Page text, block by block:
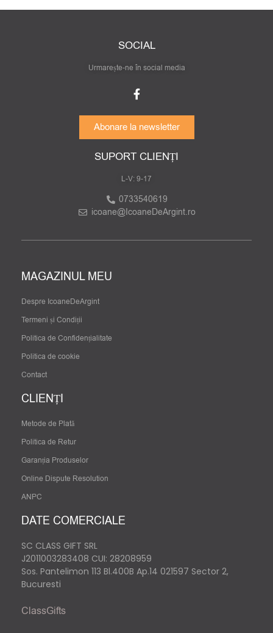
SOCIAL
Urmarește-ne în social media
Abonare la newsletter
SUPORT CLIENȚI
L-V: 9-17
0733540619
icoane@IcoaneDeArgint.ro
MAGAZINUL MEU
Despre IcoaneDeArgint
Termeni și Condiții
Politica de Confidențialitate
Politica de cookie
Contact
CLIENȚI
Metode de Plată
Politica de Retur
Garanția Produselor
Online Dispute Resolution
ANPC
DATE COMERCIALE
SC CLASS GIFT SRL
J2011003283408 CUI: 28208959
Sos. Pantelimon 113 Bl.400B Ap.14 021597 Sector 2,
Bucuresti
ClassGifts